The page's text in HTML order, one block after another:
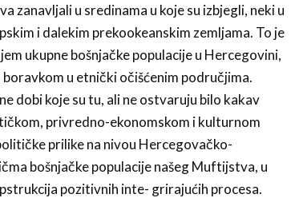
zanavljali u sredinama u koje su izbjegli, neki u
i dalekim prekookeanskim zemljama. To je
ukupne bošnjačke populacije u Hercegovini,
u etnički očišćenim područjima.
dobi koje su tu, ali ne ostvaruju bilo kakav
privredno-ekonomskom i kulturnom
prilike na nivou Hercegovačko-
bošnjačke populacije našeg Muftijstva, u
pozitivnih inte- grirajućih procesa.